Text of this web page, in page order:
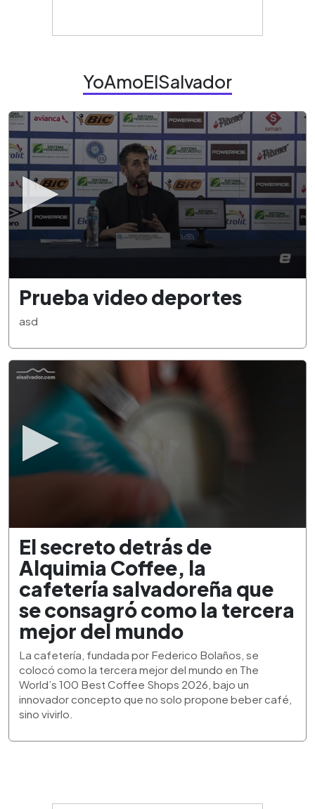
YoAmoElSalvador
seconds
minutes,
seconds
Prueba video deportes
asd
seconds
minutes,
34
seconds
El secreto detrás de
Alquimia Coffee, la
cafetería salvadoreña que
se consagró como la tercera
mejor del mundo
La cafetería, fundada por Federico Bolaños, se
colocó como la tercera mejor del mundo en The
World’s 100 Best Coffee Shops 2026, bajo un
innovador concepto que no solo propone beber café,
sino vivirlo.